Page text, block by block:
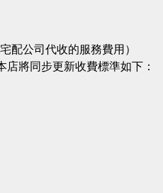
配公司代收的服務費用）
店將同步更新收費標準如下：